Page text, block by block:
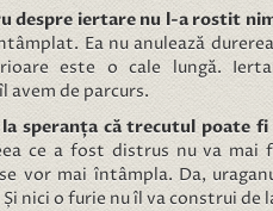
despre iertare nu l-a rostit
Ea nu anulează
este o cale lungă.
avem de parcurs.
speranța că trecutul poate
ce a fost distrus nu va mai
vor mai întâmpla. Da,
nici o furie nu îl va construi de